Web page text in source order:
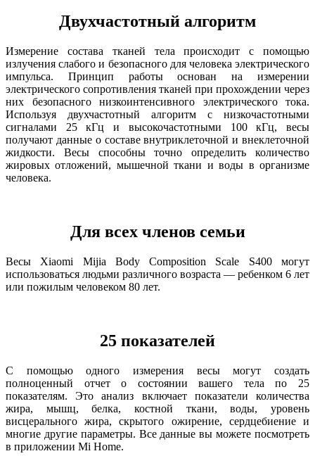
Двухчастотный алгоритм
Измерение состава тканей тела происходит с помощью
излучения слабого и безопасного для человека электрического
импульса. Принцип работы основан на измерении
электрического сопротивления тканей при прохождении через
них безопасного низкоинтенсивного электрического тока.
Используя двухчастотный алгоритм с низкочастотными
сигналами 25 кГц и высокочастотными 100 кГц, весы
получают данные о составе внутриклеточной и внеклеточной
жидкости. Весы способны точно определить количество
жировых отложений, мышечной ткани и воды в организме
человека.
Для всех членов семьи
Весы Xiaomi Mijia Body Composition Scale S400 могут
использоваться людьми различного возраста — ребенком 6 лет
или пожилым человеком 80 лет.
25 показателей
С помощью одного измерения весы могут создать
полноценный отчет о состоянии вашего тела по 25
показателям. Это анализ включает показатели количества
жира, мышц, белка, костной ткани, воды, уровень
висцерального жира, скрытого ожирение, сердцебиение и
многие другие параметры. Все данные вы можете посмотреть
в приложении Mi Home.